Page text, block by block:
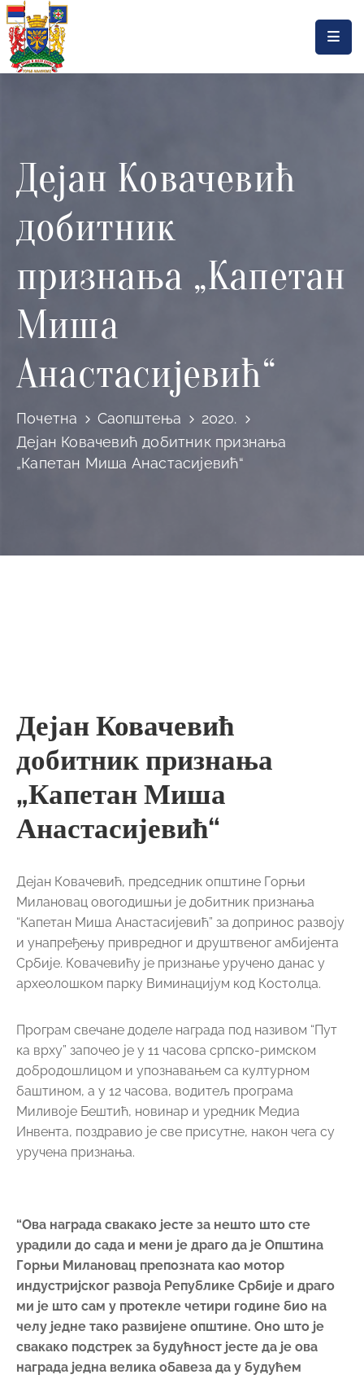
Насловна
Општинска
управа
Актуелности
Горњи
Милановац
Дејан Ковачевић
добитник
признања „Капетан
Миша
Анастасијевић“
Почетна Саопштења
2020.
Дејан Ковачевић добитник признања
„Капетан Миша Анастасијевић“
Дејан Ковачевић
добитник признања
„Капетан Миша
Анастасијевић“
Дејан Ковачевић, председник општине Горњи
Милановац овогодишњи је добитник признања
“Капетан Миша Анастасијевић” за допринос развоју
и унапређењу привредног и друштвеног амбијента
Србије. Ковачевићу је признање уручено данас у
археолошком парку Виминацијум код Костолца.
Програм свечане доделе награда под називом “Пут
ка врху” започео је у 11 часова српско-римском
добродошлицом и упознавањем са културном
баштином, а у 12 часова, водитељ програма
Миливоје Бештић, новинар и уредник Медиа
Инвента, поздравио је све присутне, након чега су
уручена признања.
“Ова награда свакако јесте за нешто што сте
урадили до сада и мени је драго да је Општина
Горњи Милановац препозната као мотор
индустријског развоја Републике Србије и драго
ми је што сам у протекле четири године био на
челу једне тако развијене општине. Оно што је
свакако подстрек за будућност јесте да је ова
награда једна велика обавеза да у будућем